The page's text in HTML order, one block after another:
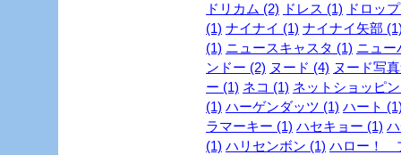
ドリカム (2) ドレス (1) ドロッ
(1) ナイナイ (1) ナイナイ矢部
(1) ニュースキャスタ (1) ニュー
ンドー (2) ヌード (4) ヌード写
ー (1) ネコ (1) ネットショッピ
(1) ハーゲンダッツ (1) ハート
ラマーキー (1) ハセキョー (1)
(1) ハリセンボン (1) ハロー！